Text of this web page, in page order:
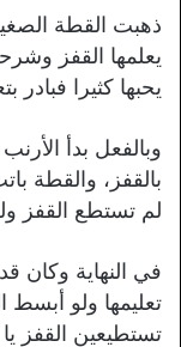
ذهبت القطة
يعلمها القفز
يحبها كثيرا فبادر
وبالفعل بدأ
بالقفز، والقطة
لم تستطع القفز
في النهاية وكان
تعليمها ولو أبسط
تستطيعين القفز